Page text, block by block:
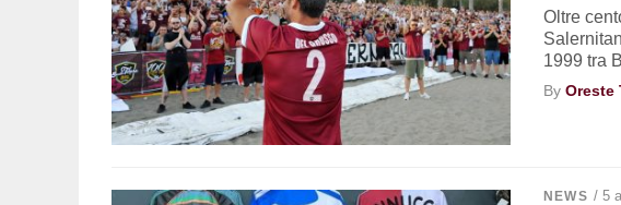
Oltre
1999 tra
ByOreste
NEWS / 5